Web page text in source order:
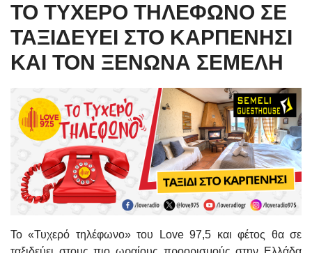
ΤΟ ΤΥΧΕΡΟ ΤΗΛΕΦΩΝΟ ΣΕ
ΤΑΞΙΔΕΥΕΙ ΣΤΟ ΚΑΡΠΕΝΗΣΙ
ΚΑΙ ΤΟΝ ΞΕΝΩΝΑ ΣΕΜΕΛΗ
Το «Τυχερό τηλέφωνο» του Love 97,5 και φέτος θα σε